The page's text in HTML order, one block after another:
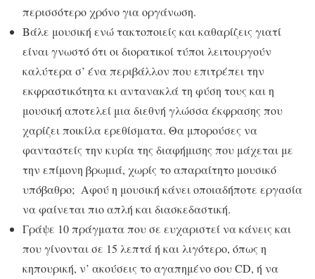
περισσότερο χρόνο για οργάνωση.
Βάλε μουσική ενώ τακτοποιείς και καθαρίζεις γιατί
είναι γνωστό ότι οι διορατικοί τύποι λειτουργούν
καλύτερα σ’ ένα περιβάλλον που επιτρέπει την
εκφραστικότητα κι αντανακλά τη φύση τους και η
μουσική αποτελεί μια διεθνή γλώσσα έκφρασης που
χαρίζει ποικίλα ερεθίσματα. Θα μπορούσες να
φανταστείς την κυρία της διαφήμισης που μάχεται με
την επίμονη βρωμιά, χωρίς το απαραίτητο μουσικό
υπόβαθρο; Αφού η μουσική κάνει οποιαδήποτε εργασία
να φαίνεται πιο απλή και διασκεδαστική.
Γράψε 10 πράγματα που σε ευχαριστεί να κάνεις και
που γίνονται σε 15 λεπτά ή και λιγότερο, όπως η
κηπουρική, ν’ ακούσεις το αγαπημένο σου CD, ή να